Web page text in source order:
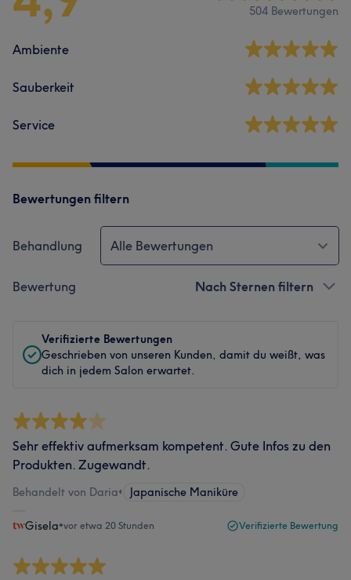
504 Bewertungen
Ambiente
Sauberkeit
Service
Bewertungen filtern
Behandlung Alle Bewertungen
Bewertung Nach Sternen filtern
Verifizierte Bewertungen
Geschrieben von unseren Kunden, damit du weißt, was
dich in jedem Salon erwartet.
Sehr effektiv aufmerksam kompetent. Gute Infos zu den
Produkten. Zugewandt.
Behandelt von Daria• Japanische Maniküre
Gisela•vor etwa 20 Stunden Verifizierte Bewertung